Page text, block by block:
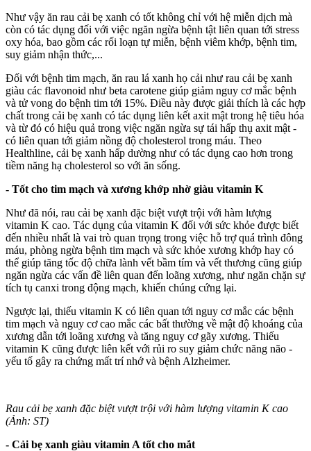
Như vậy ăn rau cải bẹ xanh có tốt không chỉ với hệ miễn dịch mà
còn có tác dụng đối với việc ngăn ngừa bệnh tật liên quan tới stress
oxy hóa, bao gồm các rối loạn tự miễn, bệnh viêm khớp, bệnh tim,
suy giảm nhận thức,...
Đối với bệnh tim mạch, ăn rau lá xanh họ cải như rau cải bẹ xanh
giàu các flavonoid như beta carotene giúp giảm nguy cơ mắc bệnh
và t‌ử von‌g do bệnh tim tới 15%. Điều này được giải thích là các hợp
chất trong cải bẹ xanh có tác dụng liên kết axit mật trong hệ tiêu hóa
và từ đó có hiệu quả trong việc ngăn ngừa sự tái hấp thụ axit mật -
có liên quan tới giảm nồng độ cholesterol trong máu. Theo
Healthline, cải bẹ xanh hấp dường như có tác dụng cao hơn trong
tiềm năng hạ cholesterol so với ăn sống.
- Tốt cho tim mạch và xương khớp nhờ giàu vitamin K
Như đã nói, rau cải bẹ xanh đặc biệt vượt trội với hàm lượng
vitamin K cao. Tác dụng của vitamin K đối với sức khỏe được biết
đến nhiều nhất là vai trò quan trọng trong việc hỗ trợ quá trình đông
máu, phòng ngừa bệnh tim mạch và sức khỏe xương khớp hay có
thể giúp tăng tốc độ chữa lành vết bầm tím và vết thương cũng giúp
ngăn ngừa các vấn đề liên quan đến loãng xương, như ngăn chặn sự
tích tụ canxi trong động mạch, khiến chúng cứng lại.
Ngược lại, thiếu vitamin K có liên quan tới nguy cơ mắc các bệnh
tim mạch và nguy cơ cao mắc các bất thường về mật độ khoáng của
xương dẫn tới loãng xương và tăng nguy cơ gãy xương. Thiếu
vitamin K cũng được liên kết với rủi ro suy giảm chức năng não -
yếu tố gây ra chứng mất trí nhớ và bệnh Alzheimer.
Rau cải bẹ xanh đặc biệt vượt trội với hàm lượng vitamin K cao
(Ảnh: ST)
- Cải bẹ xanh giàu vitamin A tốt cho mắt